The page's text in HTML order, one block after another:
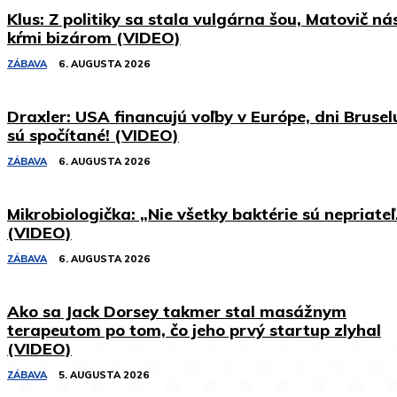
Klus: Z politiky sa stala vulgárna šou, Matovič
kŕmi bizárom (VIDEO)
ZÁBAVA 6. AUGUSTA 2026
Draxler: USA financujú voľby v Európe, dni
sú spočítané! (VIDEO)
ZÁBAVA 6. AUGUSTA 2026
Mikrobiologička: „Nie všetky baktérie sú
(VIDEO)
ZÁBAVA 6. AUGUSTA 2026
Ako sa Jack Dorsey takmer stal masážnym
terapeutom po tom, čo jeho prvý startup zlyhal
(VIDEO)
ZÁBAVA 5. AUGUSTA 2026